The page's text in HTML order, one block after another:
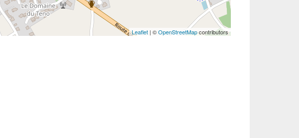
Leaflet | ©OpenStreetMapcontributors